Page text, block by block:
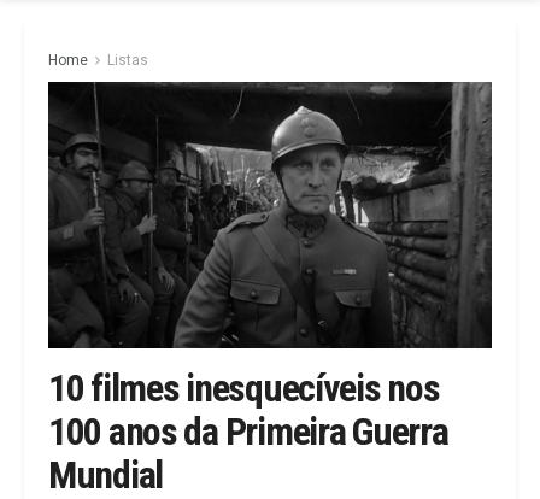
Home Listas
10 filmes inesquecíveis nos
100 anos da Primeira Guerra
Mundial